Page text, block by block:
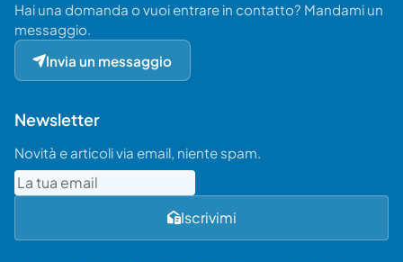
Hai una domanda o vuoi entrare in contatto? Mandami un
messaggio.
Invia un messaggio
Newsletter
Novità e articoli via email, niente spam.
Email
Iscrivimi